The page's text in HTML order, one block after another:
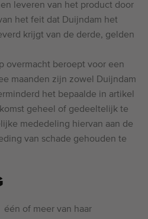
leveren van het product door
het feit dat Duijndam het
krijgt van de derde, gelden
overmacht beroept voor een
maanden zijn zowel Duijndam
het bepaalde in artikel
geheel of gedeeltelijk te
mededeling hiervan aan de
van schade gehouden te
één of meer van haar